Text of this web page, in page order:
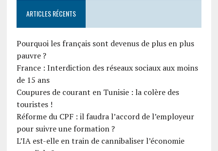
ARTICLES RÉCENTS
Pourquoi les français sont devenus de plus en plus
pauvre ?
France : Interdiction des réseaux sociaux aux moins
de 15 ans
Coupures de courant en Tunisie : la colère des
touristes !
Réforme du CPF : il faudra l’accord de l’employeur
pour suivre une formation ?
L’IA est-elle en train de cannibaliser l’économie